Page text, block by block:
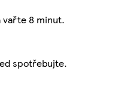
vařte 8 minut.
spotřebujte.